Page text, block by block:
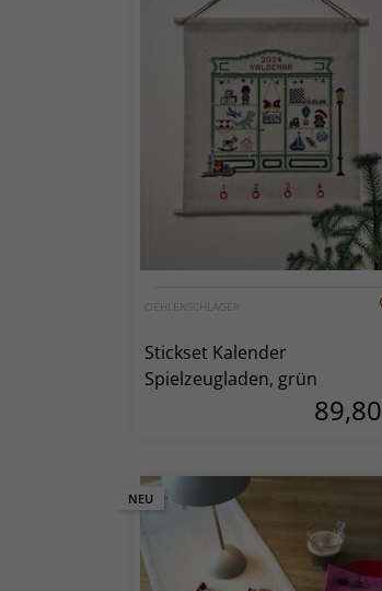
OEHLENSCHLÄGER
Stickset Kalender
Spielzeugladen, grün
89,80
NEU